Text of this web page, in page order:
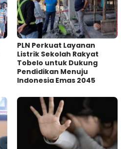
PLN Perkuat Layanan
Listrik Sekolah Rakyat
Tobelo untuk Dukung
Pendidikan Menuju
Indonesia Emas 2045